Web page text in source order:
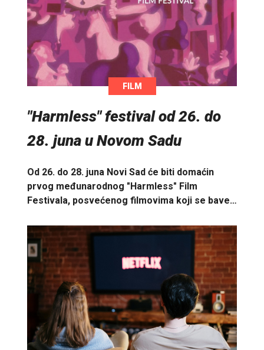
FILM
"Harmless" festival od 26. do
28. juna u Novom Sadu
Od 26. do 28. juna Novi Sad će biti domaćin
prvog međunarodnog "Harmless" Film
Festivala, posvećenog filmovima koji se bave…